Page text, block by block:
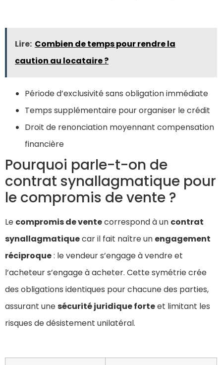
Lire: Combien de temps pour rendre la
caution au locataire ?
Période d’exclusivité sans obligation immédiate
Temps supplémentaire pour organiser le crédit
Droit de renonciation moyennant compensation
financière
Pourquoi parle-t-on de
contrat synallagmatique pour
le compromis de vente ?
Le compromis de ventecorrespond à un contrat
synallagmatiquecar il fait naître un engagement
réciproque: le vendeur s’engage à vendre et
l’acheteur s’engage à acheter. Cette symétrie crée
des obligations identiques pour chacune des parties,
assurant unesécurité juridique forteet limitant les
risques de désistement unilatéral.